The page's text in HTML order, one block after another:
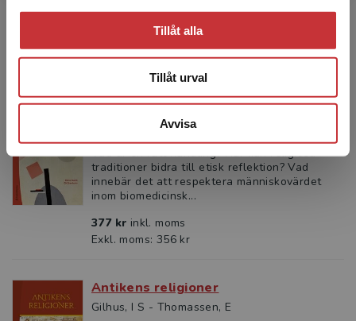
Tillåt alla
Tillåt urval
Avvisa
respektive nationalst...
inkl. moms
Exkl. moms: 349 kr
Namli, E - Grenholm, C-H
Vad är en rätt handling? Hur kan religiösa
traditioner bidra till etisk reflektion? Vad
innebär det att respektera människovärdet
inom biomedicinsk...
377 kr inkl. moms
Exkl. moms: 356 kr
Antikens religioner
Gilhus, I S - Thomassen, E